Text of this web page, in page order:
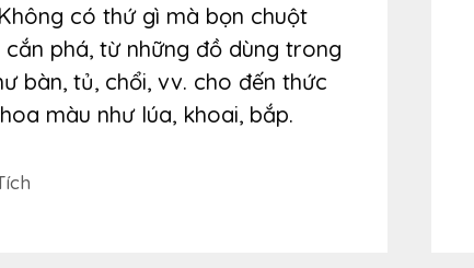
có thứ gì mà bọn chuột
cắn phá, từ những đồ dùng trong
bàn, tủ, chổi, vv. cho đến thức
màu như lúa, khoai, bắp.